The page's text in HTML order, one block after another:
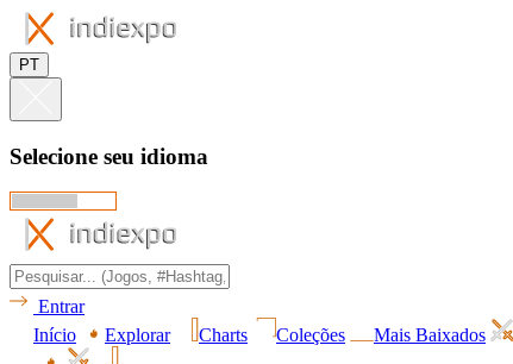
PT
Selecione seu idioma
Entrar
Início
Explorar Charts Coleções Mais Baixados